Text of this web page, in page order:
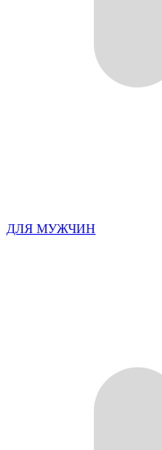
ДЛЯ МУЖЧИН